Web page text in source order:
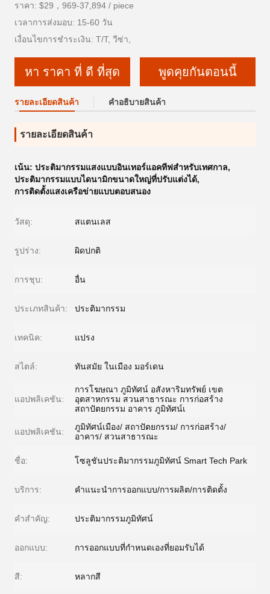
ราคา: $29，969-37,894 / piece
เวลาการส่งมอบ: 15-60 วัน
เงื่อนไขการชำระเงิน: T/T, วีซ่า,
หา ราคา ที่ ดี ที่สุด พูดคุยกันตอนนี้
รายละเอียดสินค้า คําอธิบายสินค้า
รายละเอียดสินค้า
เน้น: ประติมากรรมแสงแบบอินเทอร์แอคทีฟสำหรับเทศกาล,
ประติมากรรมแบบไดนามิกขนาดใหญ่ที่ปรับแต่งได้,
การติดตั้งแสงเครือข่ายแบบตอบสนอง
วัสดุ: สแตนเลส
รูปร่าง: ผิดปกติ
การชุบ: อื่น
ประเภทสินค้า: ประติมากรรม
เทคนิค: แปรง
สไตล์: ทันสมัย ​​ในเมือง มอร์เดน
แอปพลิเคชัน:
การโฆษณา ภูมิทัศน์ อสังหาริมทรัพย์ เขต
อุตสาหกรรม สวนสาธารณะ การก่อสร้าง
สถาปัตยกรรม อาคาร ภูมิทัศน์เ
แอปพลิเคชัน:
ภูมิทัศน์เมือง/ สถาปัตยกรรม/ การก่อสร้าง/
อาคาร/ สวนสาธารณะ
ชื่อ: โซลูชันประติมากรรมภูมิทัศน์ Smart Tech Park
บริการ: คำแนะนำการออกแบบ/การผลิต/การติดตั้ง
คำสำคัญ: ประติมากรรมภูมิทัศน์
ออกแบบ: การออกแบบที่กำหนดเองที่ยอมรับได้
สี: หลากสี